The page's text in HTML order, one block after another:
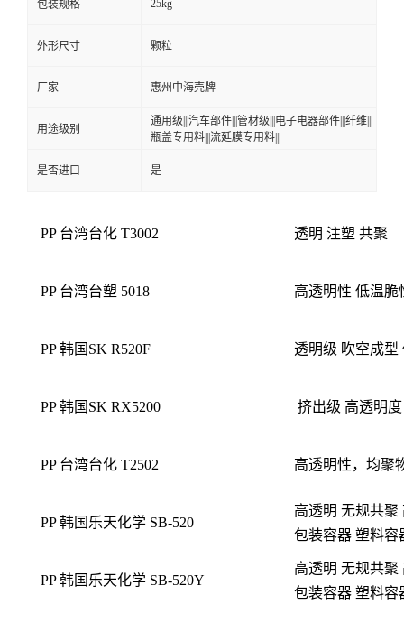
包装规格 25kg
外形尺寸 颗粒
厂家 惠州中海壳牌
用途级别
通用级|||汽车部件|||管材级|||电子电器部件|||纤维|||
瓶盖专用料|||流延膜专用料|||
是否进口 是
PP 台湾台化 T3002 透明 注塑 共聚
PP 台湾台塑 5018 高透明性 低温脆
PP 韩国SK R520F 透明级 吹空成型
PP 韩国SK RX5200 挤出级 高透明
PP 台湾台化 T2502 高透明性，均聚
PP 韩国乐天化学 SB-520
高透明 无规共聚
包装容器 塑料容
PP 韩国乐天化学 SB-520Y
高透明 无规共聚
包装容器 塑料容